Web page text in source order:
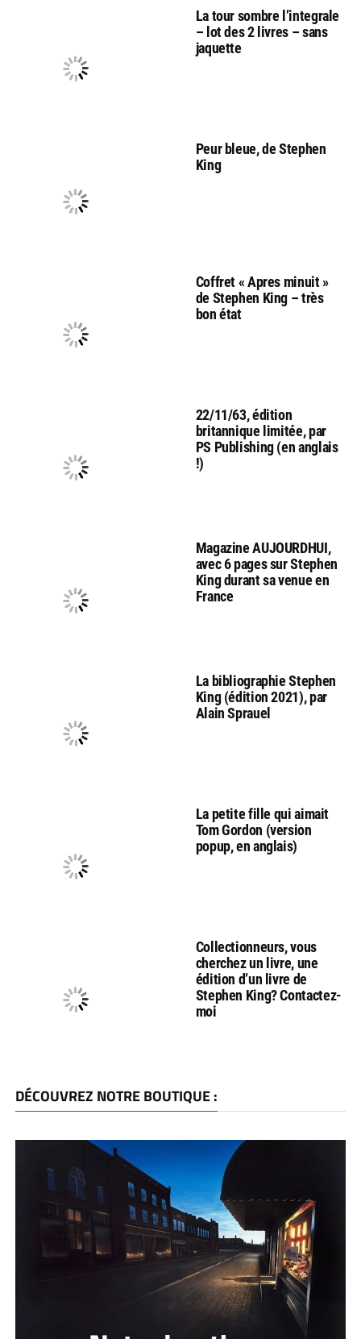
La tour sombre l’integrale
– lot des 2 livres – sans
jaquette
Peur bleue, de Stephen
King
Coffret « Apres minuit »
de Stephen King – très
bon état
22/11/63, édition
britannique limitée, par
PS Publishing (en anglais
!)
Magazine AUJOURDHUI,
avec 6 pages sur Stephen
King durant sa venue en
France
La bibliographie Stephen
King (édition 2021), par
Alain Sprauel
La petite fille qui aimait
Tom Gordon (version
popup, en anglais)
Collectionneurs, vous
cherchez un livre, une
édition d’un livre de
Stephen King? Contactez-
moi
DÉCOUVREZ NOTRE BOUTIQUE :